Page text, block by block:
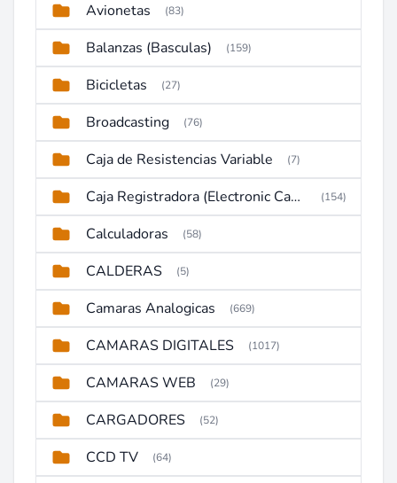
Avionetas (83)
Balanzas (Basculas) (159)
Bicicletas (27)
Broadcasting (76)
Caja de Resistencias Variable (7)
Caja Registradora (Electronic Cash Register) (154)
Calculadoras (58)
CALDERAS (5)
Camaras Analogicas (669)
CAMARAS DIGITALES (1017)
CAMARAS WEB (29)
CARGADORES (52)
CCD TV (64)